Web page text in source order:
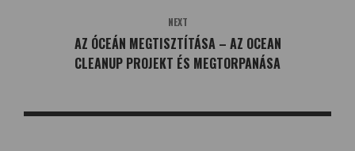
NEXT
AZ ÓCEÁN MEGTISZTÍTÁSA – AZ OCEAN
CLEANUP PROJEKT ÉS MEGTORPANÁSA